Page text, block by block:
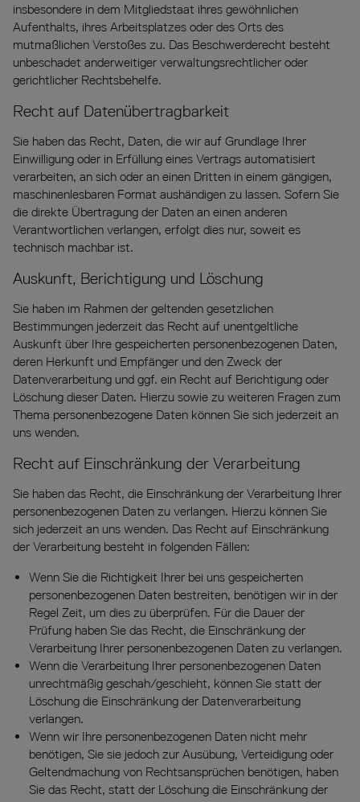
insbesondere in dem Mitgliedstaat ihres gewöhnlichen
Aufenthalts, ihres Arbeitsplatzes oder des Orts des
mutmaßlichen Verstoßes zu. Das Beschwerderecht besteht
unbeschadet anderweitiger verwaltungsrechtlicher oder
gerichtlicher Rechtsbehelfe.
Recht auf Daten­übertrag­barkeit
Sie haben das Recht, Daten, die wir auf Grundlage Ihrer
Einwilligung oder in Erfüllung eines Vertrags automatisiert
verarbeiten, an sich oder an einen Dritten in einem gängigen,
maschinenlesbaren Format aushändigen zu lassen. Sofern Sie
die direkte Übertragung der Daten an einen anderen
Verantwortlichen verlangen, erfolgt dies nur, soweit es
technisch machbar ist.
Auskunft, Berichtigung und Löschung
Sie haben im Rahmen der geltenden gesetzlichen
Bestimmungen jederzeit das Recht auf unentgeltliche
Auskunft über Ihre gespeicherten personenbezogenen Daten,
deren Herkunft und Empfänger und den Zweck der
Datenverarbeitung und ggf. ein Recht auf Berichtigung oder
Löschung dieser Daten. Hierzu sowie zu weiteren Fragen zum
Thema personenbezogene Daten können Sie sich jederzeit an
uns wenden.
Recht auf Einschränkung der Verarbeitung
Sie haben das Recht, die Einschränkung der Verarbeitung Ihrer
personenbezogenen Daten zu verlangen. Hierzu können Sie
sich jederzeit an uns wenden. Das Recht auf Einschränkung
der Verarbeitung besteht in folgenden Fällen:
Wenn Sie die Richtigkeit Ihrer bei uns gespeicherten
personenbezogenen Daten bestreiten, benötigen wir in der
Regel Zeit, um dies zu überprüfen. Für die Dauer der
Prüfung haben Sie das Recht, die Einschränkung der
Verarbeitung Ihrer personenbezogenen Daten zu verlangen.
Wenn die Verarbeitung Ihrer personenbezogenen Daten
unrechtmäßig geschah/geschieht, können Sie statt der
Löschung die Einschränkung der Datenverarbeitung
verlangen.
Wenn wir Ihre personenbezogenen Daten nicht mehr
benötigen, Sie sie jedoch zur Ausübung, Verteidigung oder
Geltendmachung von Rechtsansprüchen benötigen, haben
Sie das Recht, statt der Löschung die Einschränkung der